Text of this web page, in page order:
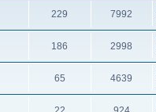
229 7992
186 2998
65 4639